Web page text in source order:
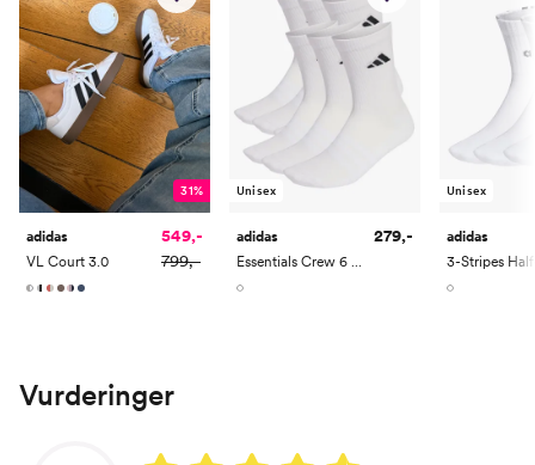
31%
adidas
VL Court 3.0
549,-
799,-
Unisex
adidas
279,-
Unisex
adidas
Vurderinger